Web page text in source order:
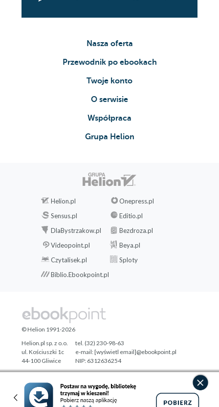
Nasza oferta
Przewodnik po ebookach
Twoje konto
O serwisie
Współpraca
Grupa Helion
Helion.pl
Onepress.pl
Sensus.pl
Editio.pl
DlaBystrzakow.pl
Bezdroza.pl
Videopoint.pl
Beya.pl
Czytalisek.pl
Sploty
Biblio.Ebookpoint.pl
Designed with ♥ byTonik.pl
© Helion 1991-2026
Helion.pl sp. z o.o.
ul. Kościuszki 1c
44-100 Gliwice
tel. (32) 230-98-63
e-mail:[wyświetl email]@ebookpoint.pl
NIP: 6312636254
Regon: 241989027